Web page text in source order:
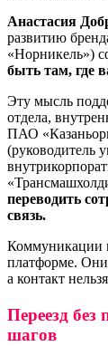
Анастасия
развитию
«Норникель»)
быть там, где
Эту мысль
отдела,
ПАО
(руководитель
переводить
связь.
Коммуникации
платформе. Они
а контакт
Переезд без
шагов